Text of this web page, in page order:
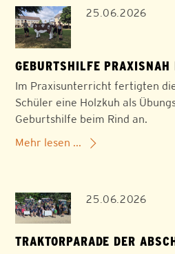
25.06.2026
GEBURTSHILFE PRAXISNAH
Im Praxisunterricht fertigten
Schüler eine Holzkuh als
Geburtshilfe beim Rind an.
Mehr lesen ...
25.06.2026
TRAKTORPARADE DER